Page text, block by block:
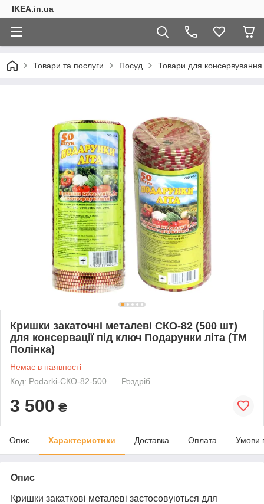
IKEA.in.ua
Товари та послуги Посуд Товари для консервування
Кришки закаточні металеві СКО-82 (500 шт)
для консервації під ключ Подарунки літа (ТМ
Полінка)
Немає в наявності
Код: Podarki-СКО-82-500
Роздріб
3 500 ₴
Опис Характеристики Доставка Оплата Умови
Опис
Кришки закаткові металеві застосовуються для